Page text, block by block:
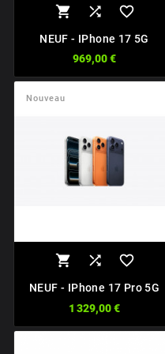
  
NEUF - IPhone 17 5G
969,00 €
Nouveau
  
NEUF - IPhone 17 Pro 5G
1 329,00 €